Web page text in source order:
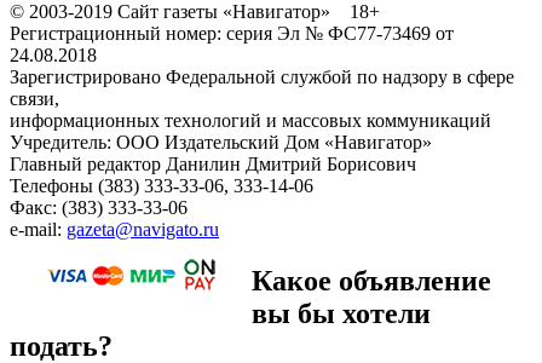
© 2003-2019 Сайт газеты «Навигатор» 18+
Регистрационный номер: серия Эл № ФС77-73469 от
24.08.2018
Зарегистрировано Федеральной службой по надзору в сфере
связи,
информационных технологий и массовых коммуникаций
Учредитель: ООО Издательский Дом «Навигатор»
Главный редактор Данилин Дмитрий Борисович
Телефоны (383) 333-33-06, 333-14-06
Факс: (383) 333-33-06
e-mail: gazeta@navigato.ru
Какое объявление
вы бы хотели
подать?